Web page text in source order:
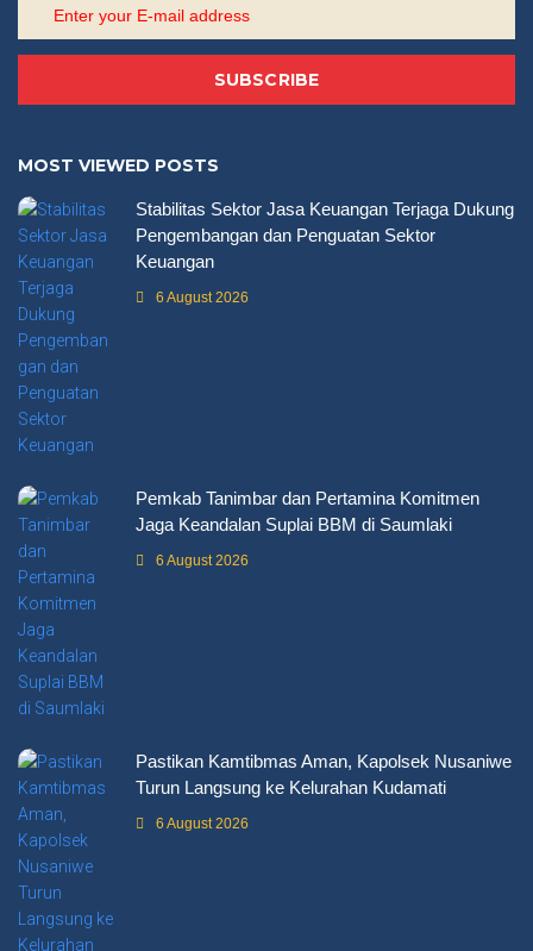
SUBSCRIBE
MOST VIEWED POSTS
Stabilitas Sektor Jasa Keuangan Terjaga Dukung
Pengembangan dan Penguatan Sektor
Keuangan
6 August 2026
Pemkab Tanimbar dan Pertamina Komitmen
Jaga Keandalan Suplai BBM di Saumlaki
6 August 2026
Pastikan Kamtibmas Aman, Kapolsek Nusaniwe
Turun Langsung ke Kelurahan Kudamati
6 August 2026